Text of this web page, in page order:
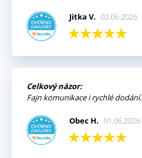
Jitka V. 02.06.2026
Celkový názor:
Fajn komunikace i rychlé dodání.
Obec H. 01.06.2026